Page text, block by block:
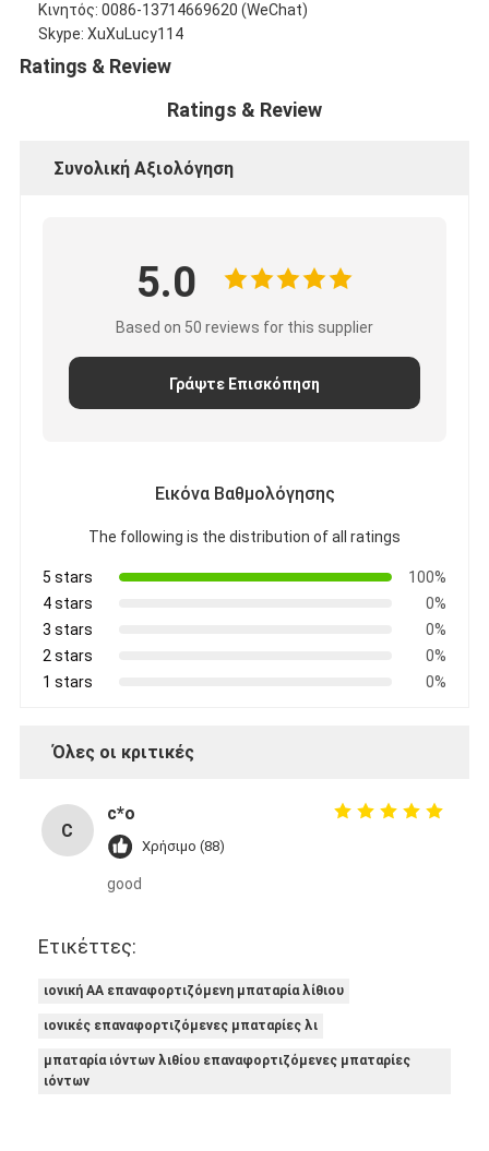
πακέτα μπαταριών NiMH
Pack μπαταριών NiCd
πακέτα μπαταριών ιόντων λιθίου
φακός επαναφορτιζόμενη μπαταρία
Μπαταρία λι Mno2
Αρχική μπαταρία λίθιου
υβριδική μπαταρία αυτοκινήτων
Κινητός: 0086-13714669620 (WeChat)
Skype: XuXuLucy114
Ratings & Review
Ratings & Review
Συνολική Αξιολόγηση
5.0
Based on 50 reviews for this supplier
Γράψτε Επισκόπηση
Εικόνα Βαθμολόγησης
The following is the distribution of all ratings
5 stars
100%
4 stars
0%
3 stars
0%
2 stars
0%
1 stars
0%
Όλες οι κριτικές
C
c*o
Χρήσιμο (88)
good
Ετικέττες:
ιονική AA επαναφορτιζόμενη μπαταρία λίθιου
ιονικές επαναφορτιζόμενες μπαταρίες λι
μπαταρία ιόντων λιθίου επαναφορτιζόμενες μπαταρίες
ιόντων